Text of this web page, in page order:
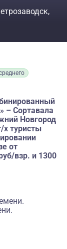
– Сортавала
Новгород
туристы
от
взр. и 1300